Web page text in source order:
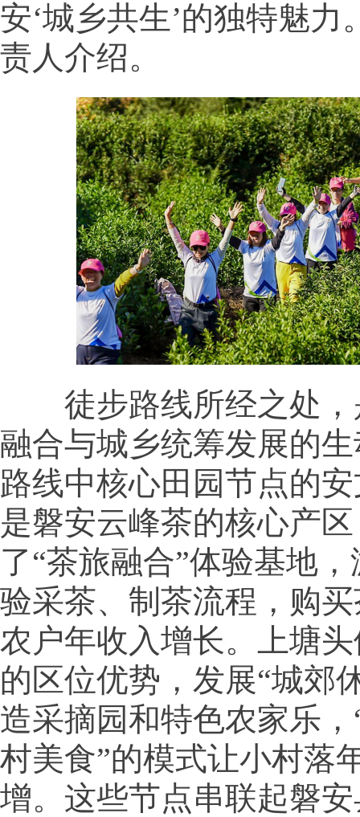
安‘城乡共生’的独特魅力
责人介绍。
徒步路线所经之处，
融合与城乡统筹发展的
路线中核心田园节点的
是磐安云峰茶的核心产
了“茶旅融合”体验基地
验采茶、制茶流程，购
农户年收入增长。上塘
的区位优势，发展“城郊
造采摘园和特色农家乐
村美食”的模式让小村落
增。这些节点串联起磐